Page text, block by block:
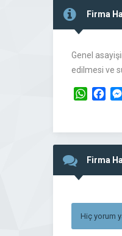
Firma
Genel
edilmesi ve
Firma
Hiç yorum